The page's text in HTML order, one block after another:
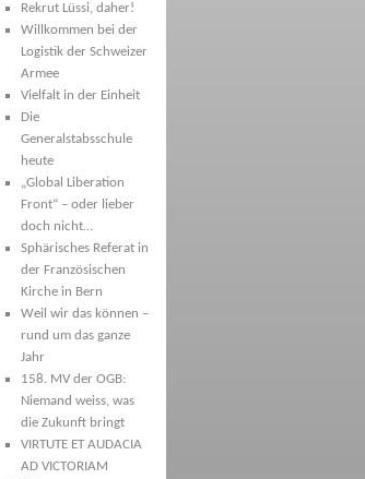
Rekrut Lüssi, daher!
Willkommen bei der
Logistik der Schweizer
Armee
Vielfalt in der Einheit
Die
Generalstabsschule
heute
„Global Liberation
Front“ – oder lieber
doch nicht…
Sphärisches Referat in
der Französischen
Kirche in Bern
Weil wir das können –
rund um das ganze
Jahr
158. MV der OGB:
Niemand weiss, was
die Zukunft bringt
VIRTUTE ET AUDACIA
AD VICTORIAM